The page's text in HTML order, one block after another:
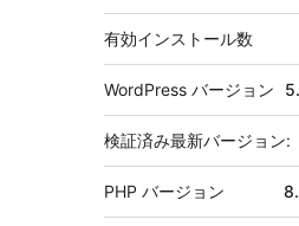
有効インストール数
WordPress バージョン
検証済み最新バージョン:
PHP バージョン